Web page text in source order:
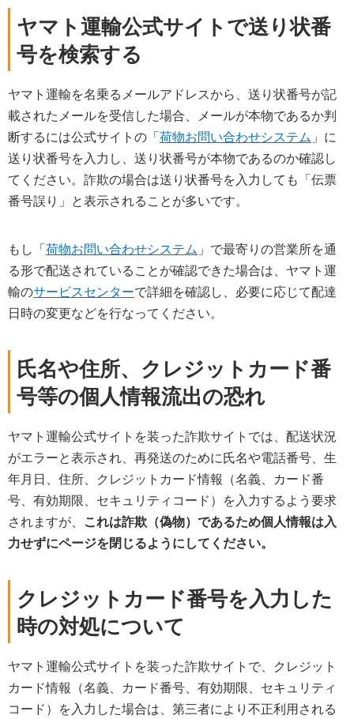
ヤマト運輸公式サイトで送り状番
号を検索する
ヤマト運輸を名乗るメールアドレスから、送り状番号が記
載されたメールを受信した場合、メールが本物であるか判
断するには公式サイトの「荷物お問い合わせシステム 」に
送り状番号を入力し、送り状番号が本物であるのか確認し
てください。詐欺の場合は送り状番号を入力しても「伝票
番号誤り」と表示されることが多いです。
もし「荷物お問い合わせシステム 」で最寄りの営業所を通
る形で配送されていることが確認できた場合は、ヤマト運
輸のサービスセンターで詳細を確認し、必要に応じて配達
日時の変更などを行なってください。
氏名や住所、クレジットカード番
号等の個人情報流出の恐れ
ヤマト運輸公式サイトを装った詐欺サイトでは、配送状況
がエラーと表示され、再発送のために氏名や電話番号、生
年月日、住所、クレジットカード情報（名義、カード番
号、有効期限、セキュリティコード）を入力するよう要求
されますが、 これは詐欺（偽物）であるため個人情報は入
力せずにページを閉じるようにしてください。
クレジットカード番号を入力した
時の対処について
ヤマト運輸公式サイトを装った詐欺サイトで、クレジット
カード情報（名義、カード番号、有効期限、セキュリティ
コード）を入力した場合は、第三者により不正利用される